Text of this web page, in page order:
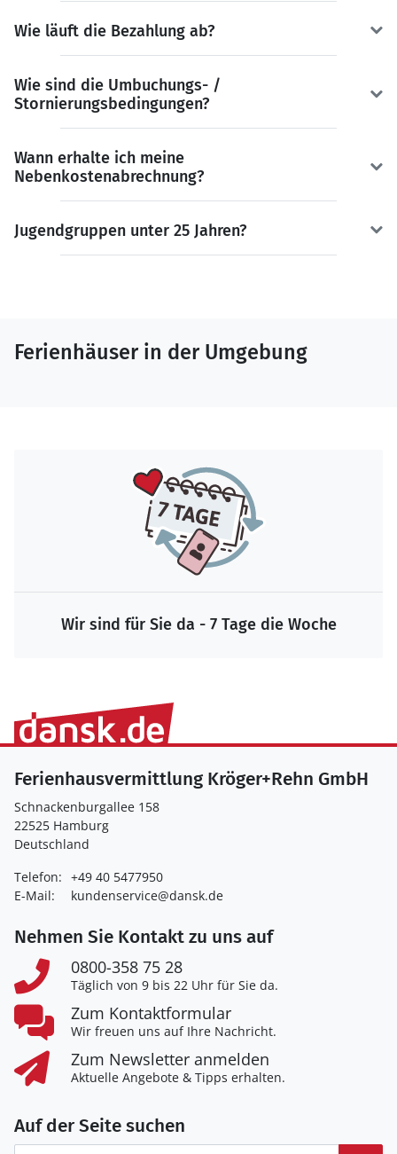
Wie läuft die Bezahlung ab?
Wie sind die Umbuchungs- /
Stornierungsbedingungen?
Wann erhalte ich meine
Nebenkostenabrechnung?
Jugendgruppen unter 25 Jahren?
Ferienhäuser in der Umgebung
Wir sind für Sie da - 7 Tage die Woche
Ferienhausvermittlung Kröger+Rehn GmbH
Schnackenburgallee 158
22525 Hamburg
Deutschland
Telefon: +49 40 5477950
E-Mail:
kundenservice@dansk.de
Nehmen Sie Kontakt zu uns auf
0800-358 75 28
Täglich von 9 bis 22 Uhr für Sie da.
Zum Kontaktformular
Wir freuen uns auf Ihre Nachricht.
Zum Newsletter anmelden
Aktuelle Angebote & Tipps erhalten.
Auf der Seite suchen